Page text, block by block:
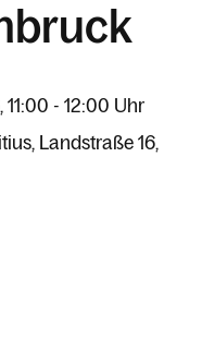
11:00 - 12:00 Uhr
Landstraße 16